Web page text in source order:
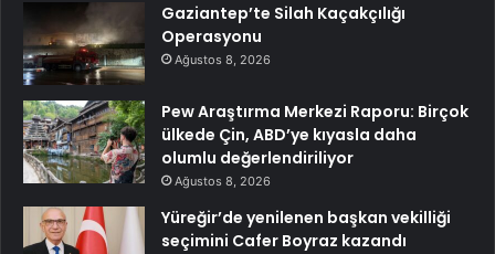
Gaziantep’te Silah Kaçakçılığı
Operasyonu
Ağustos 8, 2026
Pew Araştırma Merkezi Raporu: Birçok
ülkede Çin, ABD’ye kıyasla daha
olumlu değerlendiriliyor
Ağustos 8, 2026
Yüreğir’de yenilenen başkan vekilliği
seçimini Cafer Boyraz kazandı